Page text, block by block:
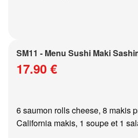
SM11 - Menu Sushi Maki
17.90 €
6 saumon rolls cheese, 8 makis
California makis, 1 soupe et 1